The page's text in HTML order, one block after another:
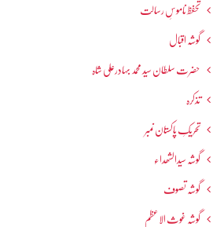
تحفظ ناموسِ رسالت
گوشہ اقبال
حضرت سلطان سید محمد بہادرعلی شاہ
تذکرہ
تحریکِ پاکستان نمبر
گوشہ سیدالشھداء
گوشہ تصوف
گوشہ غوث الاعظم